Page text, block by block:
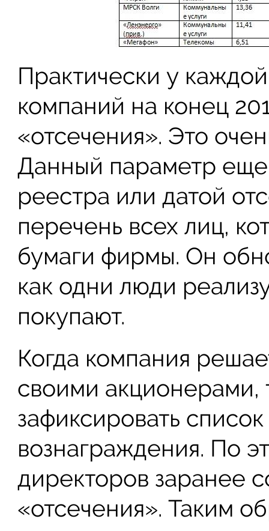
Практически у
компаний на конец
«отсечения». Это
Данный параметр еще
реестра или датой
перечень всех лиц,
бумаги фирмы. Он
как одни люди
покупают.
Когда компания
своими акционерами,
зафиксировать
вознаграждения. По
директоров заранее
«отсечения». Таким